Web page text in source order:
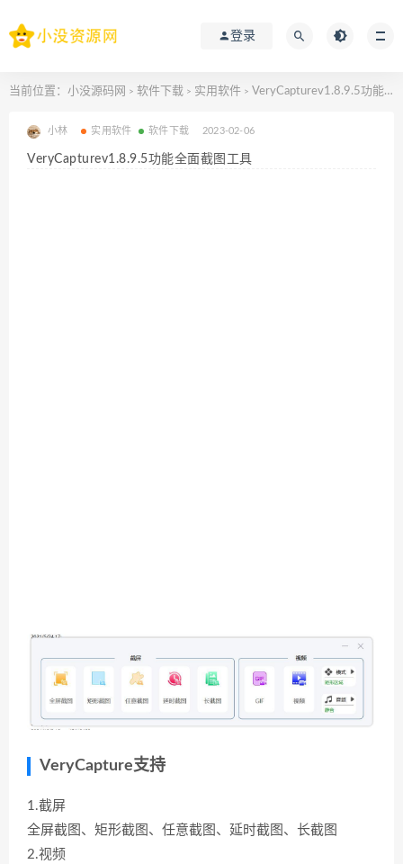
登录
当前位置： 小没源码网 > 软件下载 > 实用软件 > VeryCapturev1.8.9.5功能全面截图工具
小林 实用软件 软件下载 2023-02-06
VeryCapturev1.8.9.5功能全面截图工具
VeryCapture支持
1.截屏
全屏截图、矩形截图、任意截图、延时截图、长截图
2.视频